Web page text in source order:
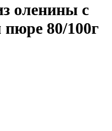
оленины с
80/100г